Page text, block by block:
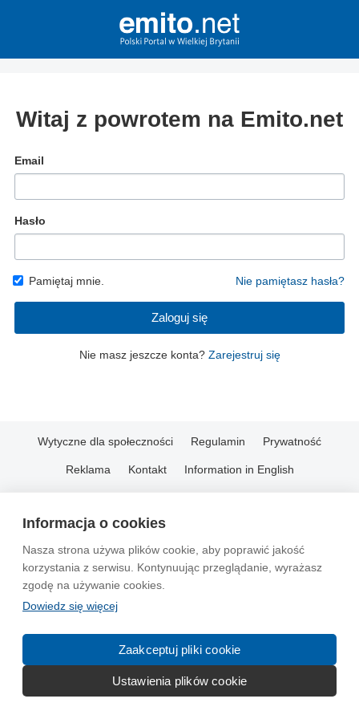
Informacja o cookies
Nasza strona używa plików cookie, aby poprawić jakość
korzystania z serwisu. Kontynuując przeglądanie, wyrażasz
zgodę na używanie cookies.
Dowiedz się więcej
Zaakceptuj pliki cookie
Ustawienia plików cookie
Witaj z powrotem na Emito.net
Email
Hasło
Pamiętaj mnie. Nie pamiętasz hasła?
Zaloguj się
Nie masz jeszcze konta? Zarejestruj się
Wytyczne dla społeczności Regulamin Prywatność
Reklama Kontakt Information in English